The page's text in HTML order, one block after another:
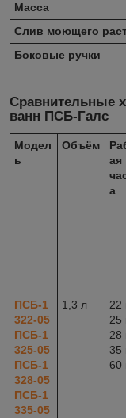
Масса
Слив моющего
Боковые ручки
Сравнительные
ванн ПСБ-Галс
Модел
ь
Объём
ая
а
ПСБ-1
322-05
ПСБ-1
325-05
ПСБ-1
328-05
ПСБ-1
335-05
1,3 л
22
25
28
35
60